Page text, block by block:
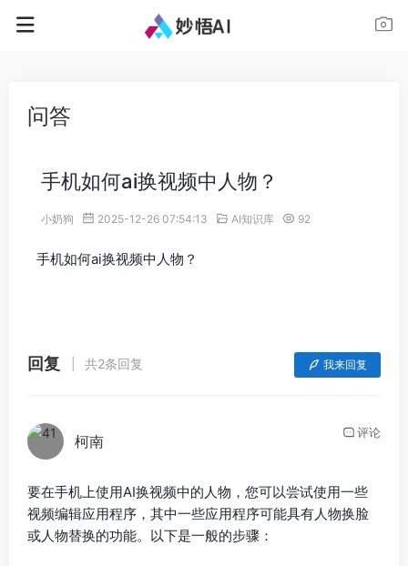
问答
手机如何ai换视频中人物？
小奶狗 2025-12-26 07:54:13 AI知识库 92
手机如何ai换视频中人物？
回复 共2条回复 我来回复
柯南 评论
要在手机上使用AI换视频中的人物，您可以尝试使用一些
视频编辑应用程序，其中一些应用程序可能具有人物换脸
或人物替换的功能。以下是一般的步骤：